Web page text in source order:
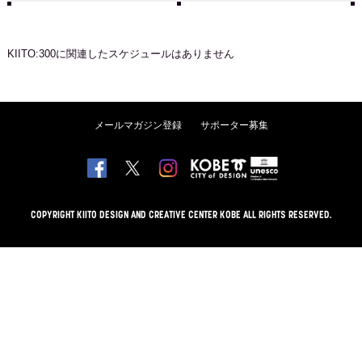
KIITO:300に関連したスケジュールはありません
メールマガジン登録 サポーター募集
COPYRIGHT KIITO DESIGN AND CREATIVE CENTER KOBE ALL RIGHTS RESERVED.